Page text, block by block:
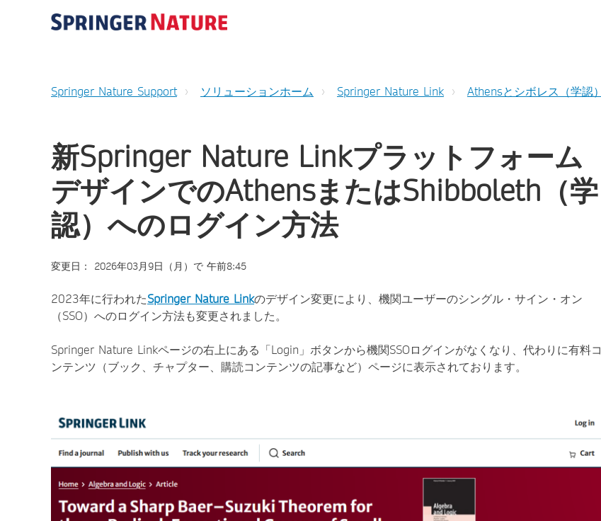
Springer Nature Support ソリューションホーム Springer Nature Link Athensとシボレス（学認）
新Springer Nature Linkプラットフォーム
デザインでのAthensまたはShibboleth（学
認）へのログイン方法
変更日： 2026年03月9日（月）で 午前8:45
2023年に行われたSpringer Nature Linkのデザイン変更により、機関ユーザーのシングル・サイン・オン
（SSO）へのログイン方法も変更されました。
Springer Nature Linkページの右上にある「Login」ボタンから機関SSOログインがなくなり、代わりに有料コ
ンテンツ（ブック、チャプター、購読コンテンツの記事など）ページに表示されております。